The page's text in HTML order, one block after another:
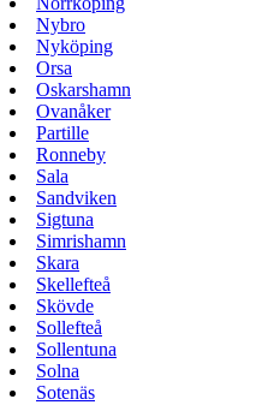
Nybro
Nyköping
Orsa
Oskarshamn
Ovanåker
Partille
Ronneby
Sala
Sandviken
Sigtuna
Simrishamn
Skara
Skellefteå
Skövde
Sollefteå
Sollentuna
Solna
Sotenäs